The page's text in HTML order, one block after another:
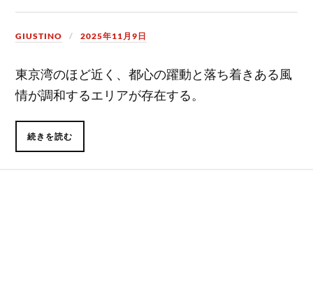
GIUSTINO 2025年11月9日
東京湾のほど近く、都心の躍動と落ち着きある風
情が調和するエリアが存在する。
続きを読む